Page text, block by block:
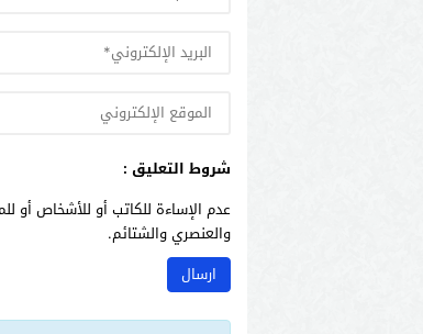
شروط التعليق :
عدم الإساءة للكاتب أو للأشخاص أو
والعنصري والشتائم.